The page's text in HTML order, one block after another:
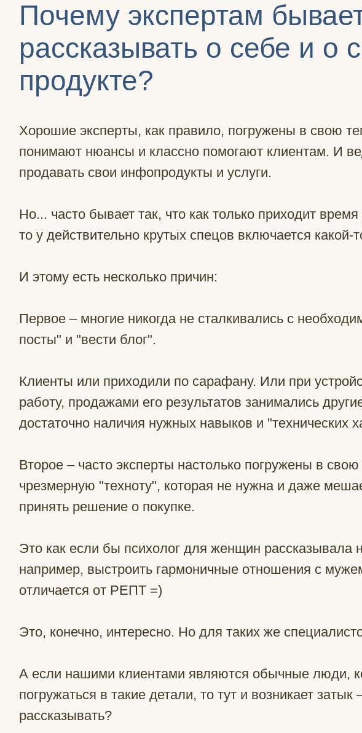
Почему экспертам
рассказывать о себе и о
продукте?
Хорошие эксперты, как правило, погружены в свою
понимают нюансы и классно помогают клиентам. И
продавать свои инфопродукты и услуги.
Но... часто бывает так, что как только приходит время
то у действительно крутых спецов включается какой-
И этому есть несколько причин:
Первое – многие никогда не сталкивались с
посты" и "вести блог".
Клиенты или приходили по сарафану. Или при
работу, продажами его результатов занимались
достаточно наличия нужных навыков и "технических
Второе – часто эксперты настолько погружены в свою
чрезмерную "техноту", которая не нужна и даже
принять решение о покупке.
Это как если бы психолог для женщин рассказывала
например, выстроить гармоничные отношения с
отличается от РЕПТ =)
Это, конечно, интересно. Но для таких же
А если нашими клиентами являются обычные люди,
погружаться в такие детали, то тут и возникает затык
рассказывать?